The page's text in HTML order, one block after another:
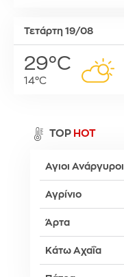
Τετάρτη 19/08
29°C
14°C
TOP HOT
Αγιοι Ανάργυροι
Αγρίνιο
Άρτα
Κάτω Αχαΐα